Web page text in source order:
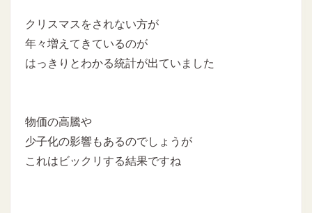
クリスマスをされない方が
年々増えてきているのが
はっきりとわかる統計が出ていました
物価の高騰や
少子化の影響もあるのでしょうが
これはビックリする結果ですね